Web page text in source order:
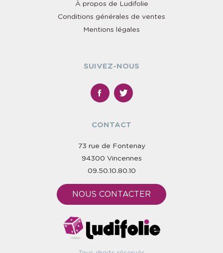
À propos de Ludifolie
Conditions générales de ventes
Mentions légales
SUIVEZ-NOUS
CONTACT
73 rue de Fontenay
94300 Vincennes
09.50.10.80.10
NOUS CONTACTER